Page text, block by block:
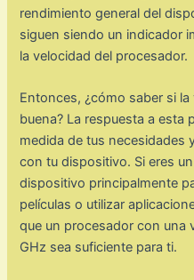
rendimiento general del
siguen siendo un indicador
la velocidad del procesador.
Entonces, ¿cómo saber si
buena? La respuesta a esta
medida de tus necesidades
con tu dispositivo. Si eres
dispositivo principalmente
películas o utilizar
que un procesador con una
GHz sea suficiente para ti.